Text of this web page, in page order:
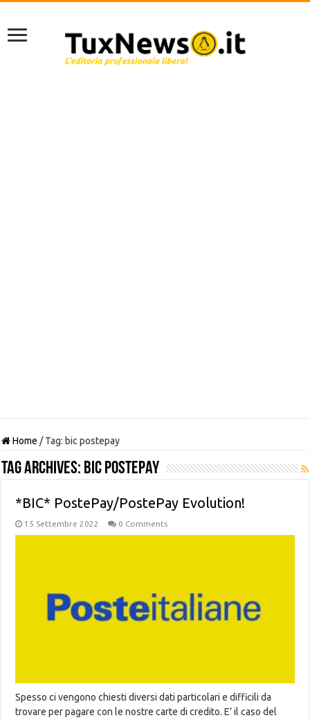
Home / Tag: bic postepay
Tag Archives: bic postepay
*BIC* PostePay/PostePay Evolution!
15 Settembre 2022 0 Comments
Spesso ci vengono chiesti diversi dati particolari e difficili da
trovare per pagare con le nostre carte di credito. E’ il caso del